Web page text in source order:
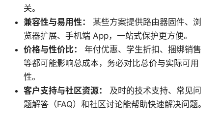
关。
兼容性与易用性：
某些方案提供路由器固件、浏
览器扩展、手机端 App，一站式保护更方便。
价格与性价比：
年付优惠、学生折扣、捆绑销售
等都可能影响总成本，务必对比总价与实际可用
性。
客户支持与社区资源：
及时的技术支持、常见问
题解答（FAQ）和社区讨论能帮助快速解决问题。